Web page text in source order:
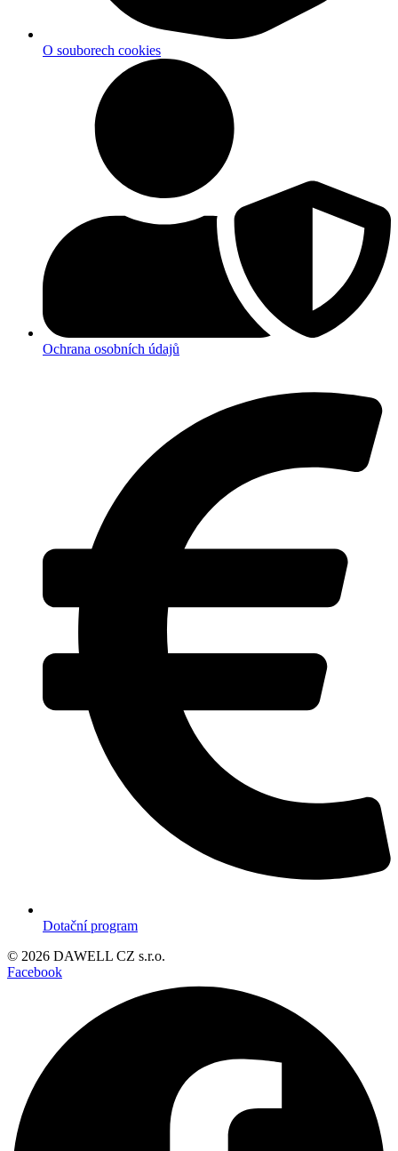
O souborech cookies
Ochrana osobních údajů
Dotační program
© 2026 DAWELL CZ s.r.o.
Facebook